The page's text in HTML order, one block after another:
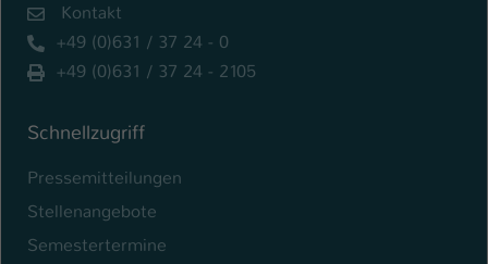
Kontakt
+49 (0)631 / 37 24 - 0
+49 (0)631 / 37 24 - 2105
Schnellzugriff
Pressemitteilungen
Stellenangebote
Semestertermine
Zweck
Dieser Cookie teilt der Webseite mit, ob
ein Besucher im Typo3-Backend